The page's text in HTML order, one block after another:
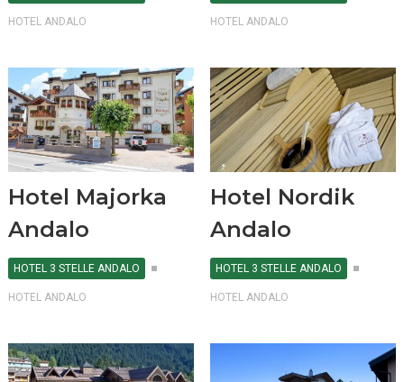
HOTEL ANDALO HOTEL ANDALO
Hotel Majorka
Andalo
HOTEL 3 STELLE ANDALO
HOTEL ANDALO
Hotel Nordik
Andalo
HOTEL 3 STELLE ANDALO
HOTEL ANDALO